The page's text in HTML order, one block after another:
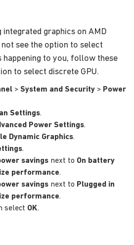
graphics on AMD
see the option to select
happening to you, follow these
to select discrete GPU.
> System and Security > Power
Settings.
Power Settings.
Dynamic Graphics.
.
savings next to On battery
performance.
savings next to Plugged in
performance.
select OK.